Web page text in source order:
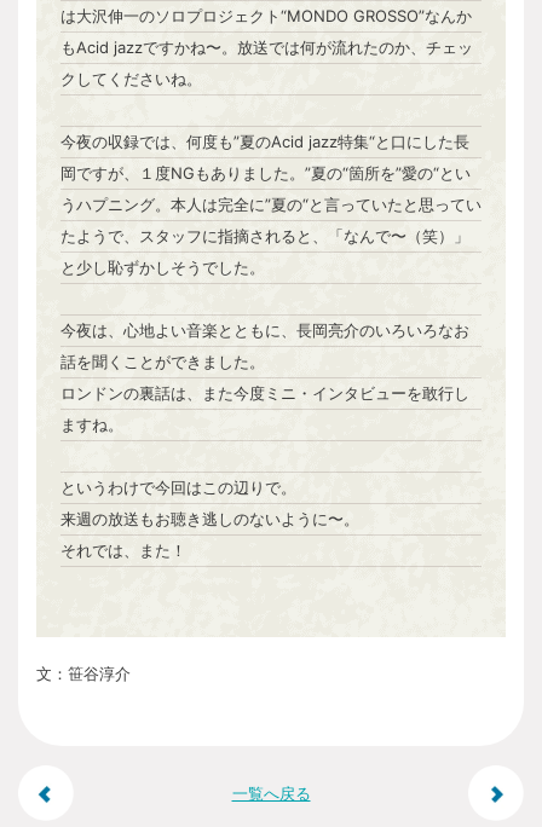
は大沢伸一のソロプロジェクト“MONDO GROSSO”なんか
もAcid jazzですかね〜。放送では何が流れたのか、チェッ
クしてくださいね。
今夜の収録では、何度も”夏のAcid jazz特集“と口にした長
岡ですが、１度NGもありました。”夏の“箇所を”愛の“とい
うハプニング。本人は完全に”夏の“と言っていたと思ってい
たようで、スタッフに指摘されると、「なんで〜（笑）」
と少し恥ずかしそうでした。
今夜は、心地よい音楽とともに、長岡亮介のいろいろなお
話を聞くことができました。
ロンドンの裏話は、また今度ミニ・インタビューを敢行し
ますね。
というわけで今回はこの辺りで。
来週の放送もお聴き逃しのないように〜。
それでは、また！
文：笹谷淳介
投
一覧へ戻る